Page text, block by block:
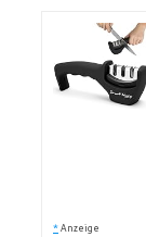
* Anzeige